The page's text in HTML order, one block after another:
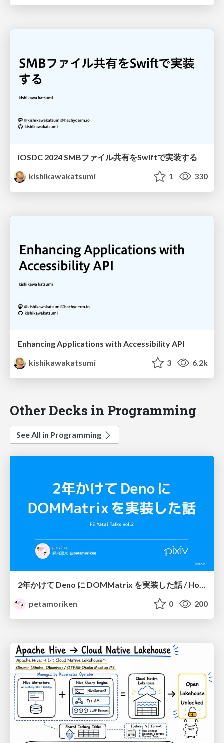
iOSDC 2024 SMBファイル共有をSwiftで実装する
kishikawakatsumi
1 330
Enhancing Applications with Accessibility API
kishikawakatsumi
3 6.2k
Other Decks in Programming
See All in Programming
petamoriken
0 200